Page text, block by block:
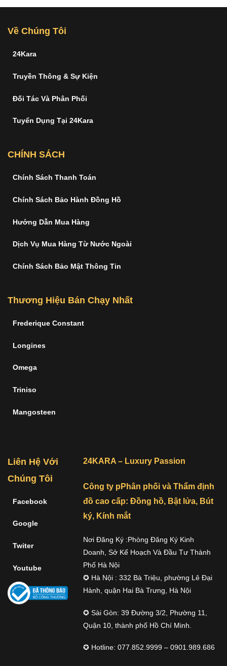
Về Chúng Tôi
24Kara
Truyền Thông & Sự Kiện
Đối Tác Và Phân Phối
Tuyển Dụng Tại 24Kara
CHÍNH SÁCH
Chính Sách Thanh Toán
Chính Sách Bảo Hành Đồng Hồ
Hướng Dẫn Mua Hàng
Dịch Vụ Mua Hàng Từ Nước Ngoài
Chính Sách Bảo Mật Thông Tin
Thương Hiệu Bán Chạy Nhất
Frederique Constant
Longines
Omega
Triniso
Mangosteen
Liên Hệ Với
Chúng Tôi
Facebook
Google
Twiter
Youtube
24KARA – Luxury Passion
Công ty pPhân phối và Thẩm định
đồ cao cấp: Đồng hồ, Bật lửa, Bút
ký, Kính mắt
Nơi Đăng Ký :Phòng Đăng Ký Kinh
Doanh, Sở Kế Hoạch Và Đầu Tư Thành
Phố Hà Nội
✪ Hà Nội : 332 Bà Triệu, phường Lê Đại
Hành, quận Hai Bà Trưng, Hà Nội
✪ Sài Gòn: 39 Đường 3/2, Phường 11,
Quận 10, thành phố Hồ Chí Minh.
✪ Hotline: 077.852.9999 – 0901.989.686